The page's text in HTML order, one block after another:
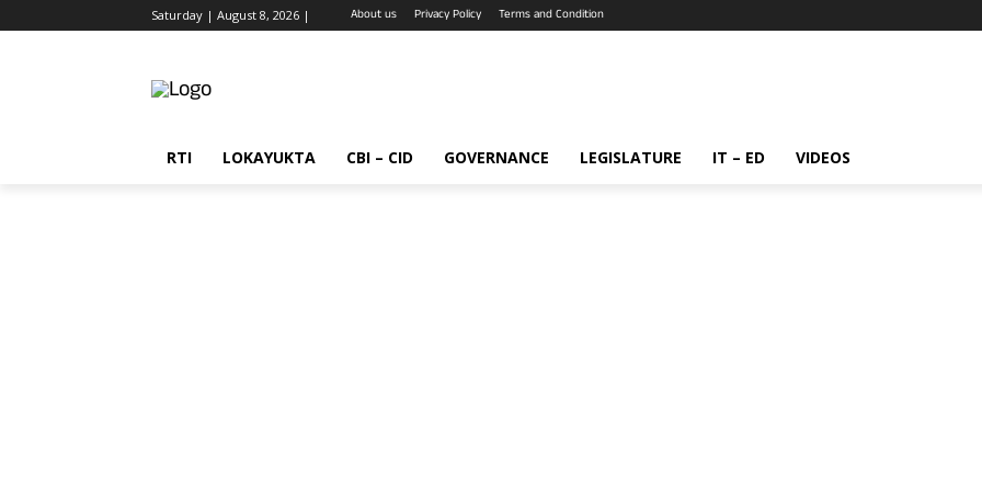
Saturday | August 8, 2026 | About us Privacy Policy Terms and Condition
RTI LOKAYUKTA CBI – CID GOVERNANCE LEGISLATURE IT – ED VIDEOS